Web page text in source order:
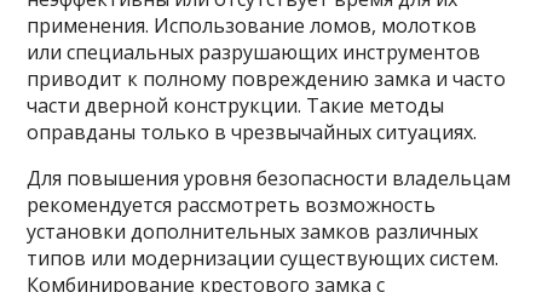
применения. Использование ломов, молотков
или специальных разрушающих инструментов
приводит к полному повреждению замка и часто
части дверной конструкции. Такие методы
оправданы только в чрезвычайных ситуациях.
Для повышения уровня безопасности владельцам
рекомендуется рассмотреть возможность
установки дополнительных замков различных
типов или модернизации существующих систем.
Комбинирование крестового замка с